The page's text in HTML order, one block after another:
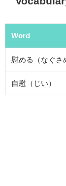
Word
慰める（なぐさ
自慰（じい）